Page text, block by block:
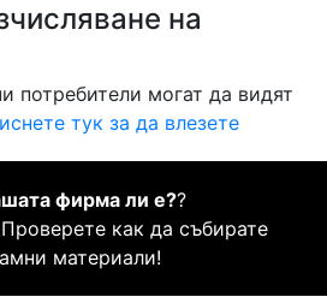
на
потребители могат да видят
тук за да влезете
фирма ли е??
Проверете как да събирате
материали!